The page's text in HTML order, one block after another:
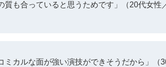
質も合っていると思うためです」（20代女性
ミカルな面が強い演技ができそうだから」（